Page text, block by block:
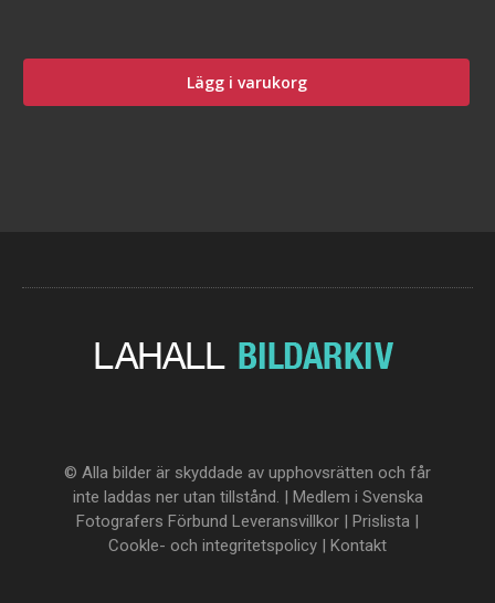
Lägg i varukorg
© Alla bilder är skyddade av upphovsrätten och får
inte laddas ner utan tillstånd. | Medlem i Svenska
Fotografers Förbund Leveransvillkor | Prislista |
Cookle- och integritetspolicy | Kontakt